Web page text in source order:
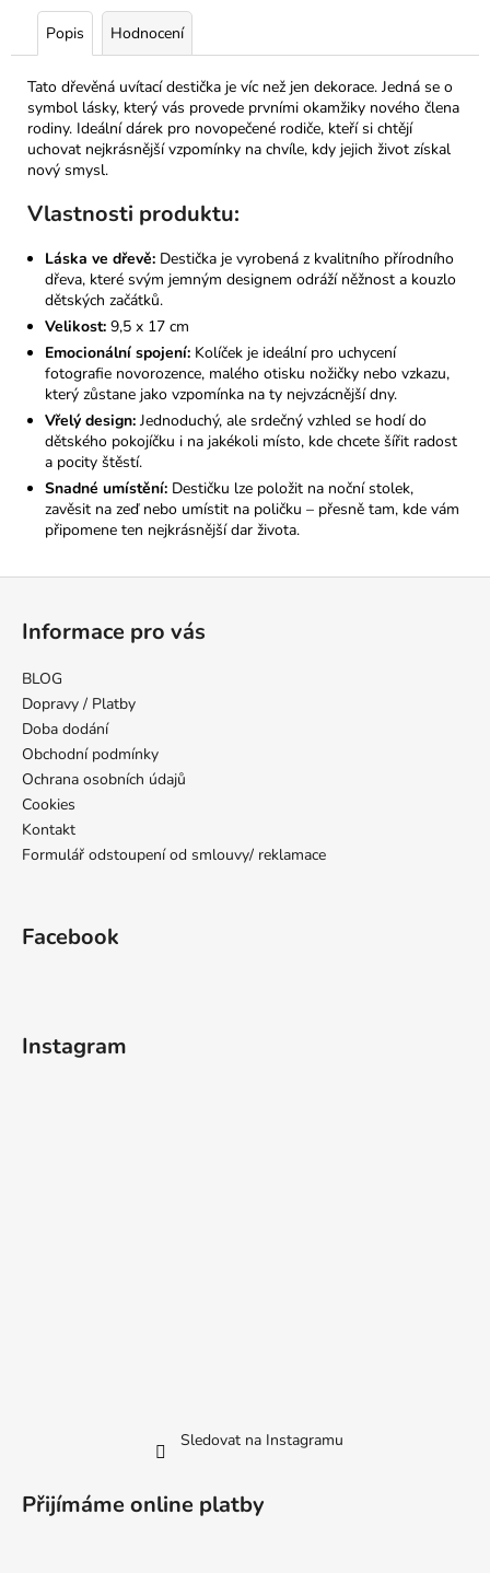
Popis Hodnocení
Tato dřevěná uvítací destička je víc než jen dekorace. Jedná se o
symbol lásky, který vás provede prvními okamžiky nového člena
rodiny. Ideální dárek pro novopečené rodiče, kteří si chtějí
uchovat nejkrásnější vzpomínky na chvíle, kdy jejich život získal
nový smysl.
Vlastnosti produktu:
Láska ve dřevě: Destička je vyrobená z kvalitního přírodního
dřeva, které svým jemným designem odráží něžnost a kouzlo
dětských začátků.
Velikost: 9,5 x 17 cm
Emocionální spojení: Kolíček je ideální pro uchycení
fotografie novorozence, malého otisku nožičky nebo vzkazu,
který zůstane jako vzpomínka na ty nejvzácnější dny.
Vřelý design: Jednoduchý, ale srdečný vzhled se hodí do
dětského pokojíčku i na jakékoli místo, kde chcete šířit radost
a pocity štěstí.
Snadné umístění: Destičku lze položit na noční stolek,
zavěsit na zeď nebo umístit na poličku – přesně tam, kde vám
připomene ten nejkrásnější dar života.
Informace pro vás
BLOG
Dopravy / Platby
Doba dodání
Obchodní podmínky
Ochrana osobních údajů
Cookies
Kontakt
Formulář odstoupení od smlouvy/ reklamace
Facebook
Instagram
Sledovat na Instagramu
Přijímáme online platby